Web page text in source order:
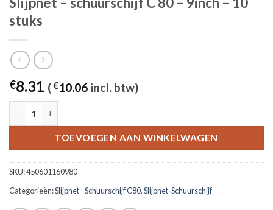
stuks
€8.31 ( €10.06 incl. btw)
TOEVOEGEN AAN WINKELWAGEN
SKU:450601160980
Categorieën:Slijpnet - Schuurschijf C80,Slijpnet-Schuurschijf